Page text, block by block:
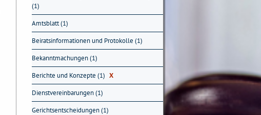
(1)
Amtsblatt (1)
Beiratsinformationen und Protokolle (1)
Bekanntmachungen (1)
Berichte und Konzepte (1) X
Dienstvereinbarungen (1)
Gerichtsentscheidungen (1)